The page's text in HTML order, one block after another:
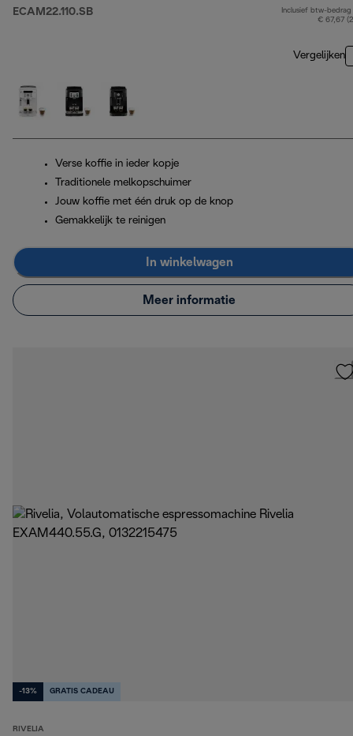
ECAM22.110.SB
Inclusief btw-bedrag
€ 67,67
Vergelijken
Verse koffie in ieder kopje
Traditionele melkopschuimer
Jouw koffie met één druk op de knop
Gemakkelijk te reinigen
In winkelwagen
Meer informatie
-13% GRATIS CADEAU
RIVELIA